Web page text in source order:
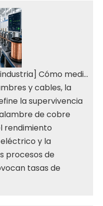
] Cómo medir la calidad del alambre de cobre trefilado por una máquina trefiladora de alambre de cobre
y cables, la
la supervivencia
de cobre
rendimiento
y la
procesos de
tasas de